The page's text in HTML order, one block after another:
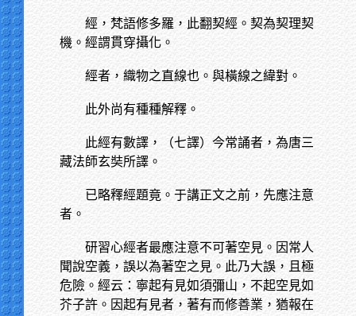
經，梵語修多羅，此翻契經。契為契理契
機。經謂貫穿攝化。
經者，織物之直線也。與橫線之緯對。
此外尚有種種解釋。
此經有數譯，（七譯）今常誦者，為唐三
藏法師玄奘所譯。
已略釋經題竟。于講正文之前，先應注意
者。
研習心經者最應注意不可著空見。因常人
聞說空義，誤以為著空之見。此乃大誤，且極
危險。經云：寧起有見如須彌山，不起空見如
芥子許。因起有見者，著有而修善業，猶報在